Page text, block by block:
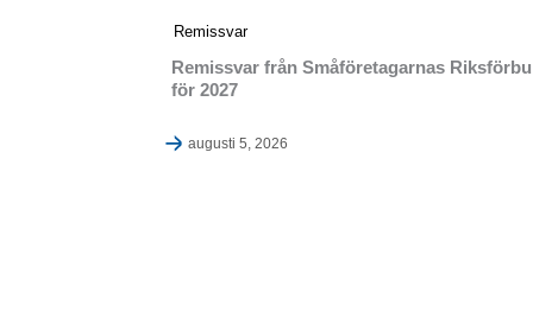
Remissvar
Remissvar från Småföretagarnas
för 2027
augusti 5, 2026